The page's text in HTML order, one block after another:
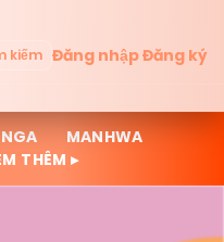
kiếm Đăng nhậpĐăng ký
MANHWA
THÊM ▸